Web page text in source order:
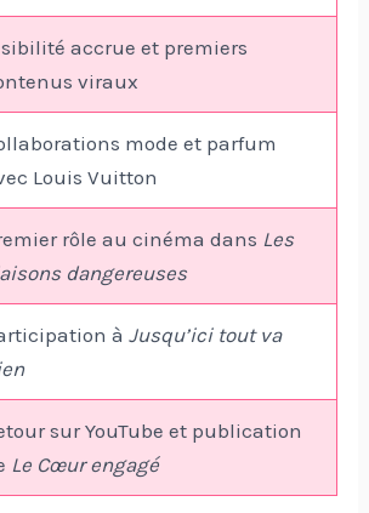
accrue et premiers
viraux
mode et parfum
Louis Vuitton
rôle au cinéma dans Les
dangereuses
à Jusqu’ici tout va
sur YouTube et publication
Le Cœur engagé